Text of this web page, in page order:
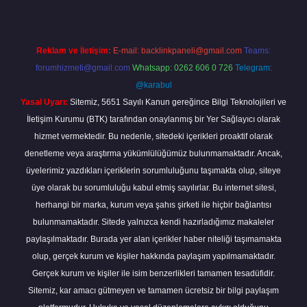
Reklam ve İletişim: E-mail: backlinkpaneli@gmail.com Teams:
forumhizmeti@gmail.com Whatsapp: 0262 606 0 726 Telegram:
@karabul
Yasal Uyarı: Sitemiz, 5651 Sayılı Kanun gereğince Bilgi Teknolojileri ve
İletişim Kurumu (BTK) tarafından onaylanmış bir Yer Sağlayıcı olarak
hizmet vermektedir. Bu nedenle, sitedeki içerikleri proaktif olarak
denetleme veya araştırma yükümlülüğümüz bulunmamaktadır. Ancak,
üyelerimiz yazdıkları içeriklerin sorumluluğunu taşımakta olup, siteye
üye olarak bu sorumluluğu kabul etmiş sayılırlar. Bu internet sitesi,
herhangi bir marka, kurum veya şahıs şirketi ile hiçbir bağlantısı
bulunmamaktadır. Sitede yalnızca kendi hazırladığımız makaleler
paylaşılmaktadır. Burada yer alan içerikler haber niteliği taşımamakta
olup, gerçek kurum ve kişiler hakkında paylaşım yapılmamaktadır.
Gerçek kurum ve kişiler ile isim benzerlikleri tamamen tesadüfidir.
Sitemiz, kar amacı gütmeyen ve tamamen ücretsiz bir bilgi paylaşım